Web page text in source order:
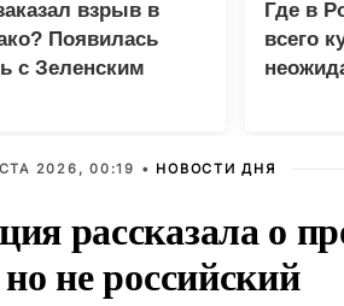
взрыв в
Появилась
с Зеленским
Где в
всего
2026, 00:19 • НОВОСТИ ДНЯ
рассказала о
но не российский